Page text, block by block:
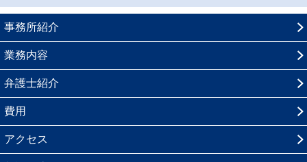
事務所紹介
業務内容
弁護士紹介
費用
アクセス